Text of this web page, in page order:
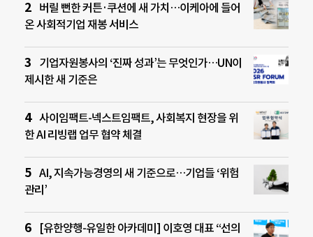
버릴 뻔한 커튼·쿠션에 새 가치…이케아에 들어
온 사회적기업 재봉 서비스
기업자원봉사의 ‘진짜 성과’는 무엇인가…UN이
제시한 새 기준은
사이임팩트-넥스트임팩트, 사회복지 현장을 위
한 AI 리빙랩 업무 협약 체결
AI, 지속가능경영의 새 기준으로…기업들 ‘위험
관리’
[유한양행-유일한 아카데미] 이호영 대표 “선의